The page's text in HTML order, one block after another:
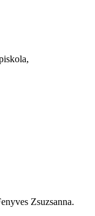
Zsuzsanna.